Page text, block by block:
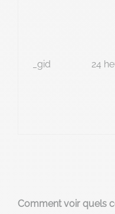
_gid 24
Comment voir quels